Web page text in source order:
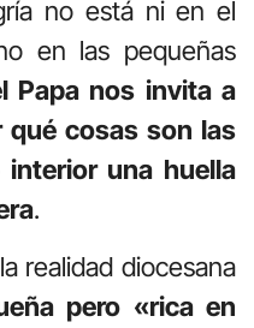
no está ni en el
en las pequeñas
Papa nos invita a
qué cosas son las
una huella
.
realidad diocesana
pero «rica en